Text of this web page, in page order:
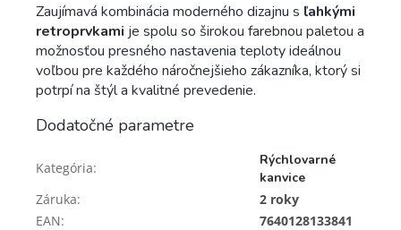
Zaujímavá kombinácia moderného dizajnu s ľahkými
retroprvkami je spolu so širokou farebnou paletou a
možnosťou presného nastavenia teploty ideálnou
voľbou pre každého náročnejšieho zákazníka, ktorý si
potrpí na štýl a kvalitné prevedenie.
Dodatočné parametre
Kategória:
Rýchlovarné
kanvice
Záruka:
2 roky
EAN:
7640128133841